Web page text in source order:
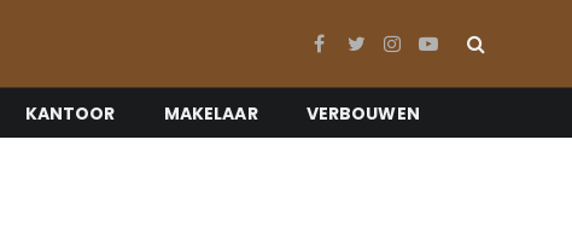
Facebook
TwitterInstagram
YouTube
KANTOOR MAKELAAR VERBOUWEN